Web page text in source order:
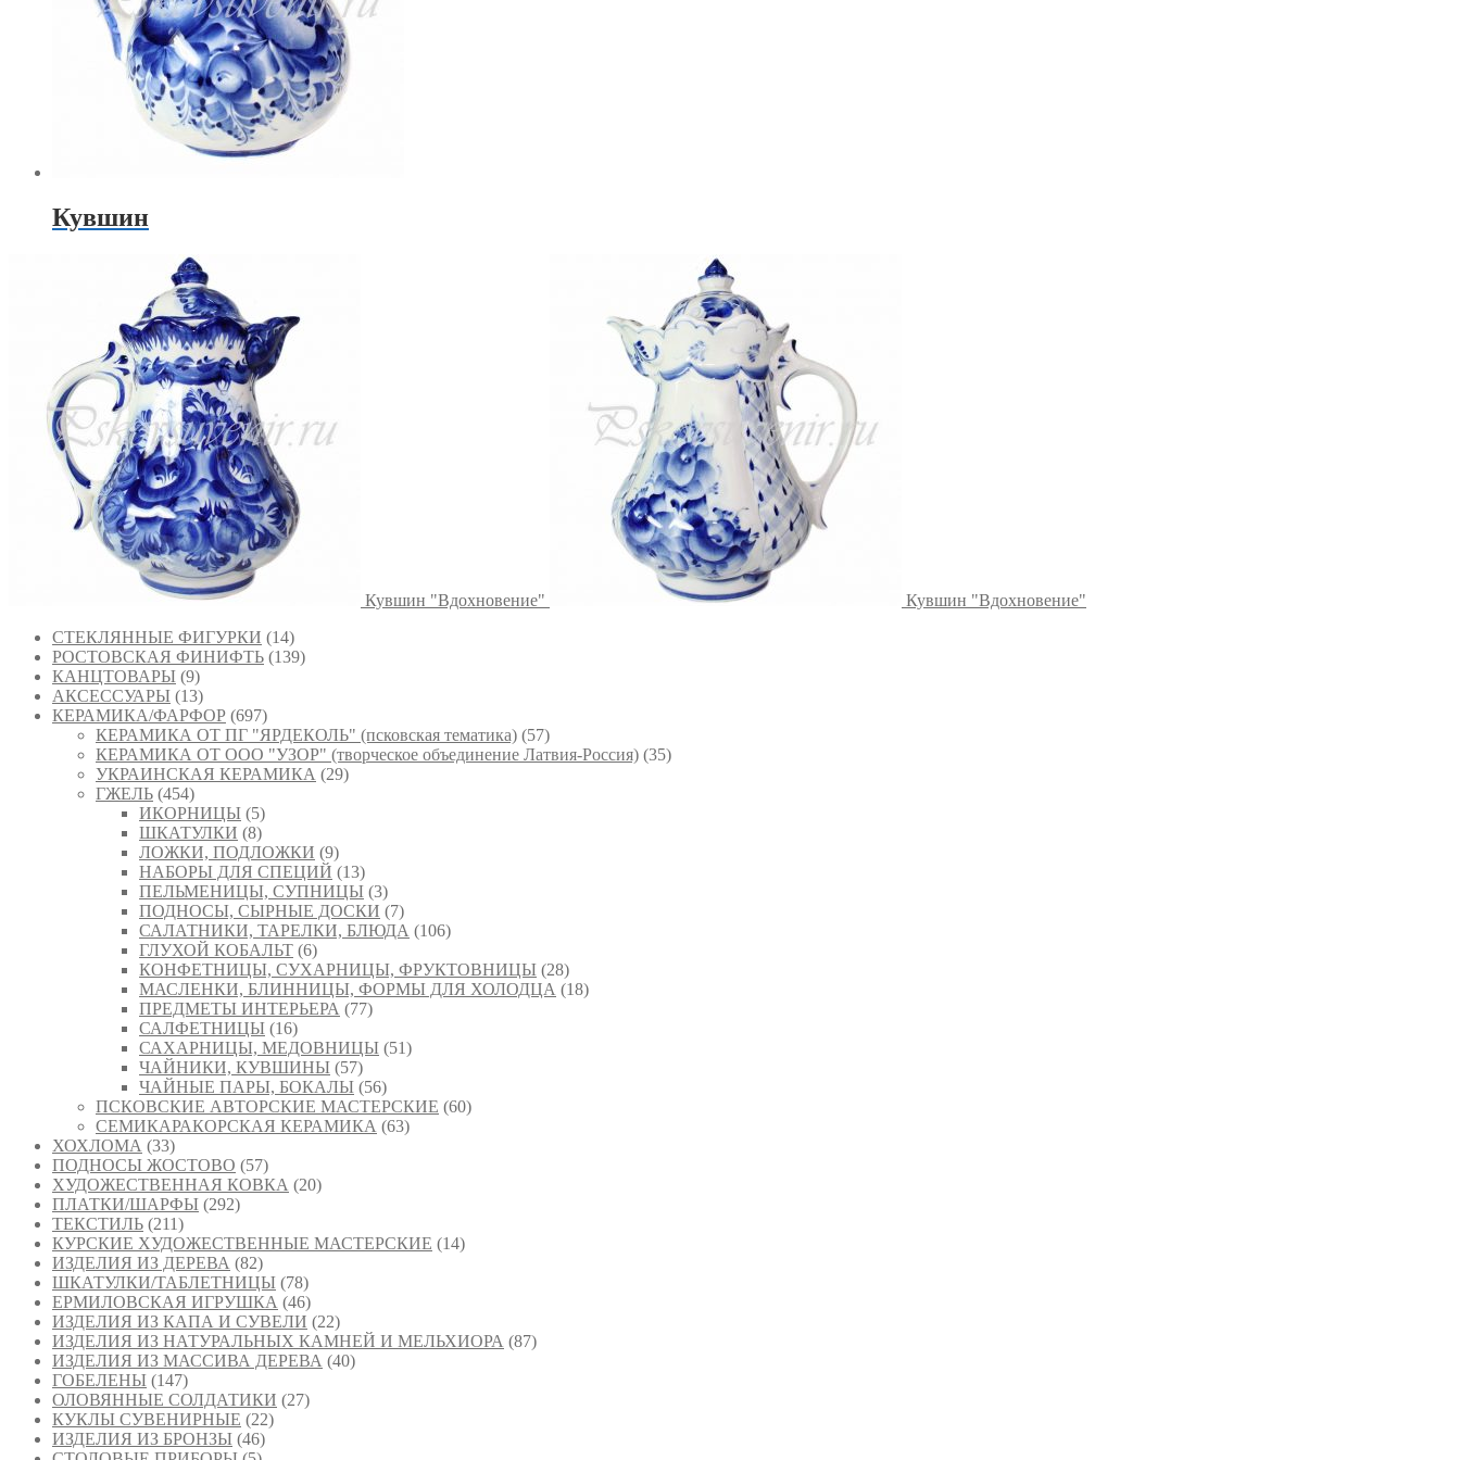
Кувшин
Кувшин "Вдохновение"
Кувшин "Вдохновение"
СТЕКЛЯННЫЕ ФИГУРКИ (14)
РОСТОВСКАЯ ФИНИФТЬ (139)
КАНЦТОВАРЫ (9)
АКСЕССУАРЫ (13)
КЕРАМИКА/ФАРФОР (697)
КЕРАМИКА ОТ ПГ "ЯРДЕКОЛЬ" (псковская тематика) (57)
КЕРАМИКА ОТ ООО "УЗОР" (творческое объединение Латвия-Россия) (35)
УКРАИНСКАЯ КЕРАМИКА (29)
ГЖЕЛЬ (454)
ИКОРНИЦЫ (5)
ШКАТУЛКИ (8)
ЛОЖКИ, ПОДЛОЖКИ (9)
НАБОРЫ ДЛЯ СПЕЦИЙ (13)
ПЕЛЬМЕНИЦЫ, СУПНИЦЫ (3)
ПОДНОСЫ, СЫРНЫЕ ДОСКИ (7)
САЛАТНИКИ, ТАРЕЛКИ, БЛЮДА (106)
ГЛУХОЙ КОБАЛЬТ (6)
КОНФЕТНИЦЫ, СУХАРНИЦЫ, ФРУКТОВНИЦЫ (28)
МАСЛЕНКИ, БЛИННИЦЫ, ФОРМЫ ДЛЯ ХОЛОДЦА (18)
ПРЕДМЕТЫ ИНТЕРЬЕРА (77)
САЛФЕТНИЦЫ (16)
САХАРНИЦЫ, МЕДОВНИЦЫ (51)
ЧАЙНИКИ, КУВШИНЫ (57)
ЧАЙНЫЕ ПАРЫ, БОКАЛЫ (56)
ПСКОВСКИЕ АВТОРСКИЕ МАСТЕРСКИЕ (60)
СЕМИКАРАКОРСКАЯ КЕРАМИКА (63)
ХОХЛОМА (33)
ПОДНОСЫ ЖОСТОВО (57)
ХУДОЖЕСТВЕННАЯ КОВКА (20)
ПЛАТКИ/ШАРФЫ (292)
ТЕКСТИЛЬ (211)
КУРСКИЕ ХУДОЖЕСТВЕННЫЕ МАСТЕРСКИЕ (14)
ИЗДЕЛИЯ ИЗ ДЕРЕВА (82)
ШКАТУЛКИ/ТАБЛЕТНИЦЫ (78)
ЕРМИЛОВСКАЯ ИГРУШКА (46)
ИЗДЕЛИЯ ИЗ КАПА И СУВЕЛИ (22)
ИЗДЕЛИЯ ИЗ НАТУРАЛЬНЫХ КАМНЕЙ И МЕЛЬХИОРА (87)
ИЗДЕЛИЯ ИЗ МАССИВА ДЕРЕВА (40)
ГОБЕЛЕНЫ (147)
ОЛОВЯННЫЕ СОЛДАТИКИ (27)
КУКЛЫ СУВЕНИРНЫЕ (22)
ИЗДЕЛИЯ ИЗ БРОНЗЫ (46)